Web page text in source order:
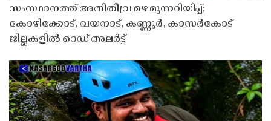
സംസ്ഥാനത്ത് അതിതീവ്ര മഴ മുന്നറിയിപ്പ്;
കോഴിക്കോട്, വയനാട്, കണ്ണൂർ, കാസർകോട്
ജില്ലകളിൽ റെഡ് അലർട്ട്